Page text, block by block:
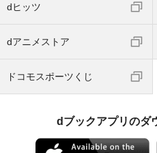
dヒッツ
dアニメストア
ドコモスポーツくじ
dブックアプリのダ